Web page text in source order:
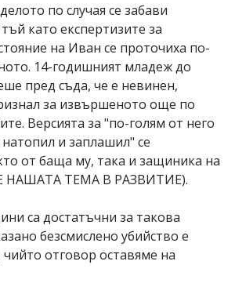
по случая се забави
като експертизите за
на Иван се проточиха по-
14-годишният младеж до
пред съда, че е невинен,
за извършеното още по
Версията за "по-голям от него
и заплашил" се
от баща му, така и защиника на
НАШАТА ТЕМА В РАЗВИТИЕ).
са достатъчни за такова
безсмислено убийство е
отговор оставяме на